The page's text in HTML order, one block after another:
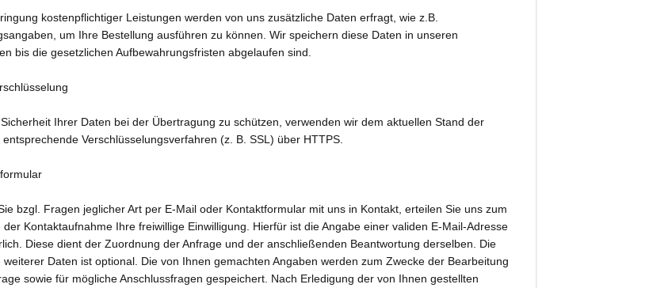
kostenpflichtiger Leistungen werden von uns zusätzliche Daten erfragt, wie z.B.
um Ihre Bestellung ausführen zu können. Wir speichern diese Daten in unseren
bis die gesetzlichen Aufbewahrungsfristen abgelaufen sind.
Ihrer Daten bei der Übertragung zu schützen, verwenden wir dem aktuellen Stand der
entsprechende Verschlüsselungsverfahren (z. B. SSL) über HTTPS.
bzgl. Fragen jeglicher Art per E-Mail oder Kontaktformular mit uns in Kontakt, erteilen Sie uns zum
der Kontaktaufnahme Ihre freiwillige Einwilligung. Hierfür ist die Angabe einer validen E-Mail-Adresse
Diese dient der Zuordnung der Anfrage und der anschließenden Beantwortung derselben. Die
weiterer Daten ist optional. Die von Ihnen gemachten Angaben werden zum Zwecke der Bearbeitung
sowie für mögliche Anschlussfragen gespeichert. Nach Erledigung der von Ihnen gestellten